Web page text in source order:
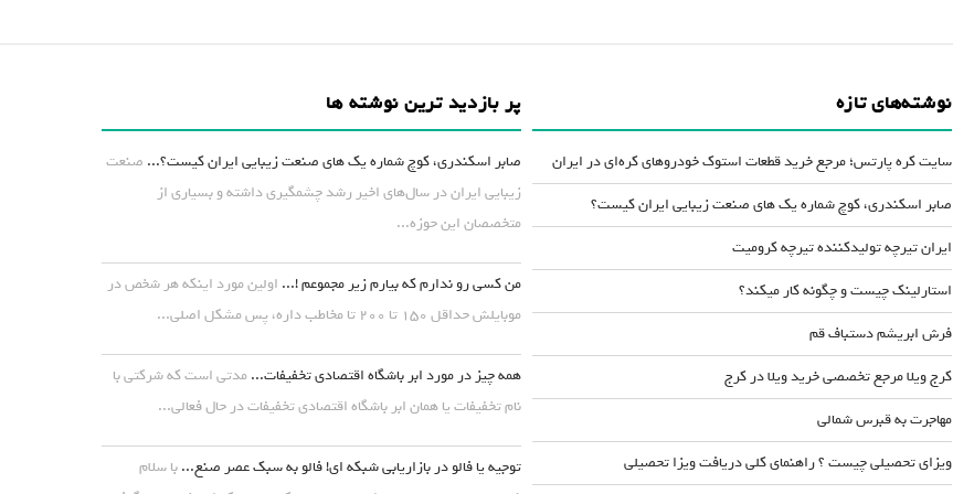
پر بازدید ترین نوشته ها
صابر اسکندری، کوچ شماره یک های صنعت زیبایی ایران کیست؟... صنعت
زیبایی ایران در سال‌های اخیر رشد چشمگیری داشته و بسیاری از
متخصصان این حوزه...
من کسی رو ندارم که بیارم زیر مجموعم !... اولین مورد اینکه هر شخص در
موبایلش حداقل ۱۵۰ تا ۲۰۰ تا مخاطب داره، پس مشکل اصلی...
همه چیز در مورد ابر باشگاه اقتصادی تخفیفات...مدتی است که شرکتی با
نام تخفیفات یا همان ابر باشگاه اقتصادی تخفیفات در حال فعالی...
توجیه یا فالو در بازاریابی شبکه ای! فالو به سبک عصر صنع...با سلام
نوشته‌های تازه
سایت کره پارتس؛ مرجع خرید قطعات استوک خودروهای کره‌ای در ایران
صابر اسکندری، کوچ شماره یک های صنعت زیبایی ایران کیست؟
ایران تیرچه تولیدکننده تیرچه کرومیت
استارلینک چیست و چگونه کار میکند؟
فرش ابریشم دستباف قم
کرج ویلا مرجع تخصصی خرید ویلا در کرج
مهاجرت به قبرس شمالی
ویزای تحصیلی چیست ؟ راهنمای کلی دریافت ویزا تحصیلی